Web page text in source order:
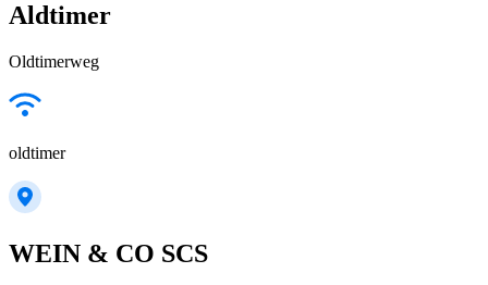
Aldtimer
Oldtimerweg
oldtimer
WEIN & CO SCS